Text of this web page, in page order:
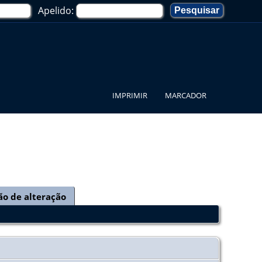
Apelido:
IMPRIMIR MARCADOR
de alteração